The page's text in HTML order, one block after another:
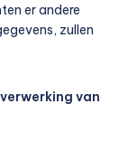
er andere
zullen
van